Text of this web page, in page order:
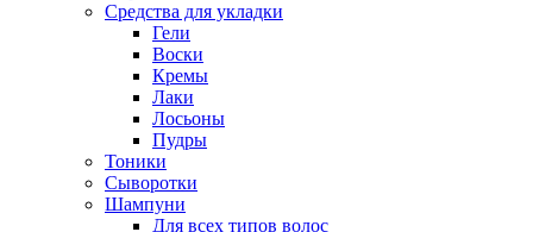
Средства для укладки
Гели
Воски
Кремы
Лаки
Лосьоны
Пудры
Тоники
Сыворотки
Шампуни
Для всех типов волос